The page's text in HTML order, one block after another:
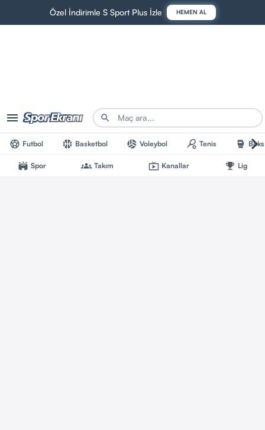
Özel İndirimle S Sport Plus İzle HEMEN AL
Futbol Basketbol Voleybol Tenis Boks
Spor Takım Kanallar Lig